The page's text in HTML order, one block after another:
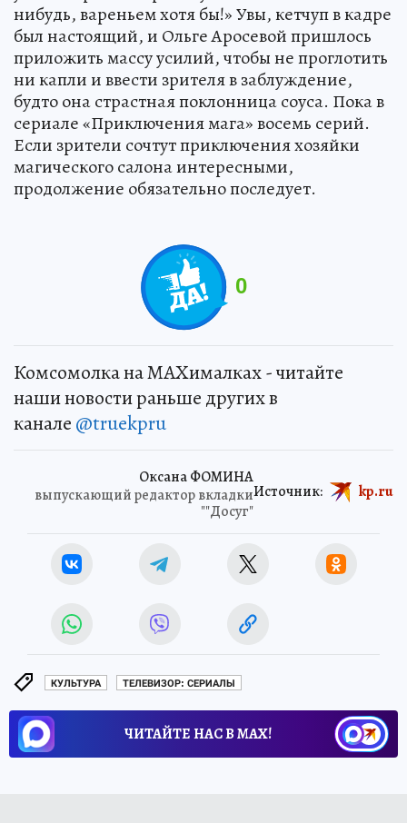
нибудь, вареньем хотя бы!» Увы, кетчуп в кадре
был настоящий, и Ольге Аросевой пришлось
приложить массу усилий, чтобы не проглотить
ни капли и ввести зрителя в заблуждение,
будто она страстная поклонница соуса. Пока в
сериале «Приключения мага» восемь серий.
Если зрители сочтут приключения хозяйки
магического салона интересными,
продолжение обязательно последует.
0
Комсомолка на MAXималках - читайте
наши новости раньше других в
канале @truekpru
Оксана ФОМИНА
выпускающий редактор вкладки
""Досуг"
Источник: kp.ru
КУЛЬТУРА ТЕЛЕВИЗОР: СЕРИАЛЫ
ЧИТАЙТЕ НАС В МАХ!